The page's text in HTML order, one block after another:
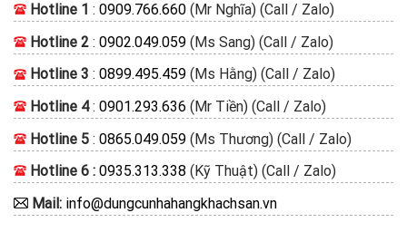
Hotline 1 : 0909.766.660 (Mr Nghĩa) (Call / Zalo)
Hotline 2 : 0902.049.059 (Ms Sang) (Call / Zalo)
Hotline 3 : 0899.495.459 (Ms Hằng) (Call / Zalo)
Hotline 4: 0901.293.636 (Mr Tiền) (Call / Zalo)
Hotline 5 : 0865.049.059 (Ms Thương) (Call / Zalo)
Hotline 6 : 0935.313.338 (Kỹ Thuật) (Call / Zalo)
Mail: info@dungcunhahangkhachsan.vn